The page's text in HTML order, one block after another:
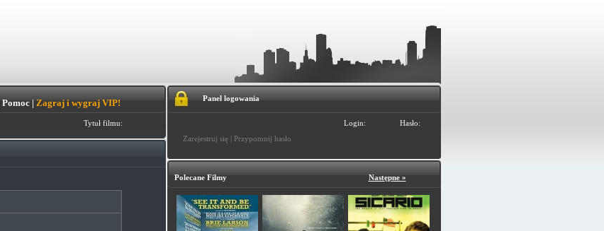
Pomoc| Zagraj i wygraj VIP!
Tytuł filmu:
Panel logowania
Login:
Hasło:
Zarejestruj się | Przypomnij hasło
Polecane Filmy Następne »